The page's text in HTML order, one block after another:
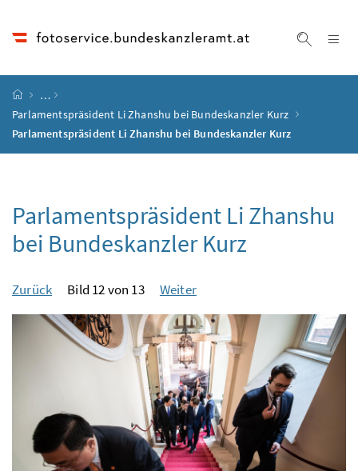
Startseite
…
Parlamentspräsident Li Zhanshu bei Bundeskanzler Kurz
Parlamentspräsident Li Zhanshu bei Bundeskanzler Kurz
Parlamentspräsident Li Zhanshu
bei Bundeskanzler Kurz
Zurück Bild 12 von 13 Weiter